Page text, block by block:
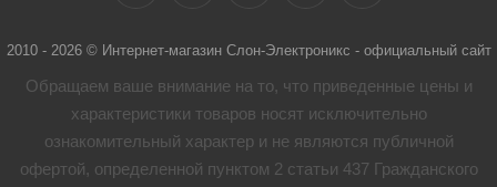
2010 - 2026 © Интернет-магазин Слон-Электроникс - официальный сайт
Обращаем ваше внимание на то, что приведенные цены и
характеристики товaров носят исключительно
ознакомительный характер и не являются публичной
офертой, определенной пунктом 2 статьи 437 Гражданского